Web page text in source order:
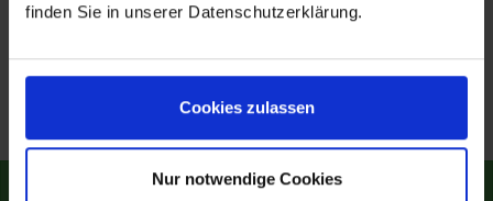
finden Sie in unserer Datenschutzerklärung.
Cookies zulassen
Nur notwendige Cookies
Rose Bling Ribbed
Zum Produkt
Shield Buffalo Check
ab 88,00 €
Zum Produkt